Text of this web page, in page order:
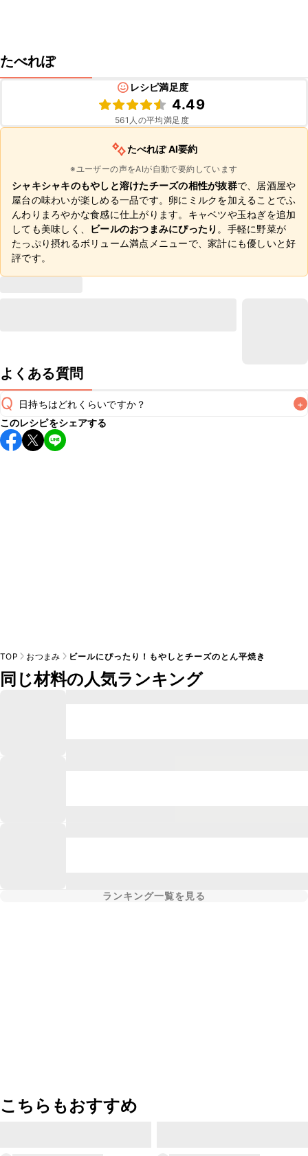
たべれぽ
レシピ満足度
4.49
561 人の平均満足度
たべれぽ AI要約
※ユーザーの声をAIが自動で要約しています
シャキシャキのもやしと溶けたチーズの相性が抜群で、居酒屋や
屋台の味わいが楽しめる一品です。卵にミルクを加えることでふ
んわりまろやかな食感に仕上がります。キャベツや玉ねぎを追加
しても美味しく、
ビールのおつまみにぴったり 。手軽に野菜が
たっぷり摂れるボリューム満点メニューで、家計にも優しいと好
評です。
よくある質問
Q 日持ちはどれくらいですか？ +
保存期間は冷蔵で翌日中が目安です。なるべくお早めにお召
し上がりください。
このレシピをシェアする
TOP おつまみ ビールにぴったり！もやしとチーズのとん平焼き
同じ材料の人気ランキング
ランキング一覧を見る
こちらもおすすめ